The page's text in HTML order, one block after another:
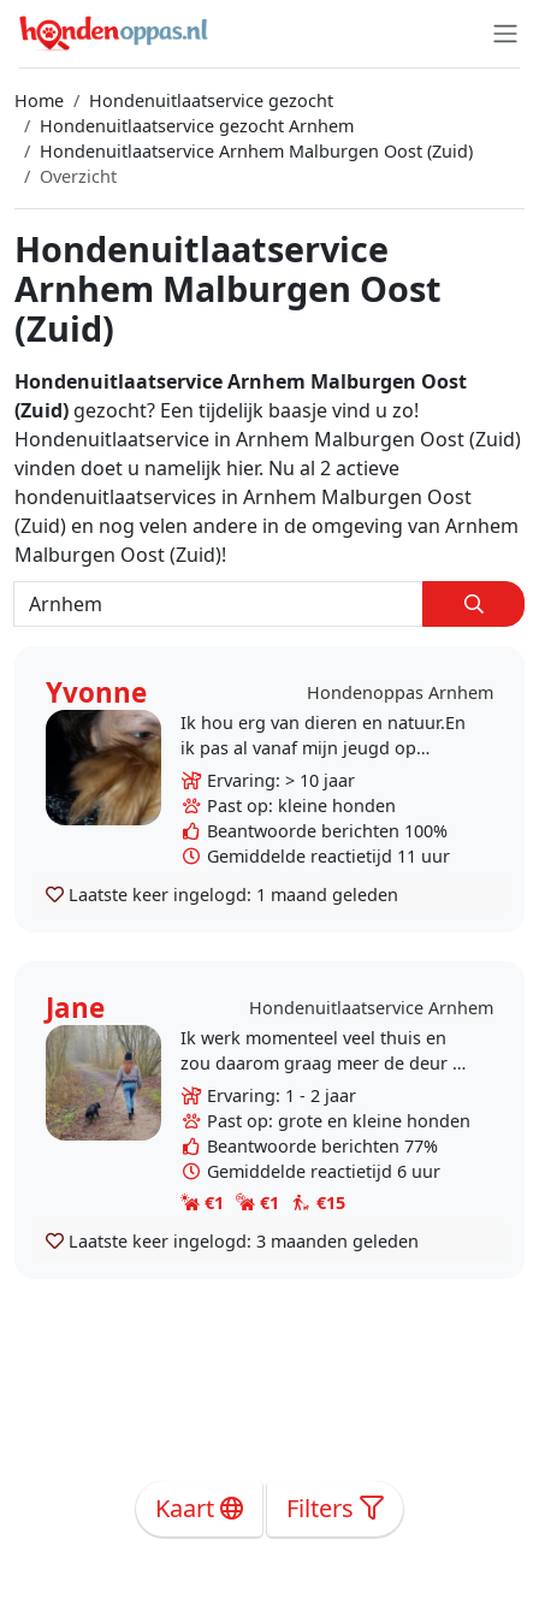
Home
Hondenuitlaatservice gezocht
Hondenuitlaatservice gezocht Arnhem
Hondenuitlaatservice Arnhem Malburgen Oost (Zuid)
Overzicht
Hondenuitlaatservice
Arnhem Malburgen Oost
(Zuid)
Hondenuitlaatservice Arnhem Malburgen Oost
(Zuid) gezocht? Een tijdelijk baasje vind u zo!
Hondenuitlaatservice in Arnhem Malburgen Oost (Zuid)
vinden doet u namelijk hier. Nu al 2 actieve
hondenuitlaatservices in Arnhem Malburgen Oost
(Zuid) en nog velen andere in de omgeving van Arnhem
Malburgen Oost (Zuid)!
Yvonne
Hondenoppas Arnhem
Ik hou erg van dieren en natuur.En
ik pas al vanaf mijn jeugd op
honden,katten,knaagdieren en
vogels.Minstens 37 jr. ervaring daar
in.Heb zelf nog 2..
Ervaring: > 10 jaar
Past op: kleine honden
Beantwoorde berichten 100%
Gemiddelde reactietijd 11 uur
Laatste keer ingelogd: 1 maand geleden
Jane
Hondenuitlaatservice Arnhem
Ik werk momenteel veel thuis en
zou daarom graag meer de deur uit
komen. Daarom bied ik mezelf aan
als honden uitlaatservice. Ik heb al
2 jaar..
Ervaring: 1 - 2 jaar
Past op: grote en kleine honden
Beantwoorde berichten 77%
Gemiddelde reactietijd 6 uur
€1
€1
€15
Laatste keer ingelogd: 3 maanden geleden
Kaart Filters